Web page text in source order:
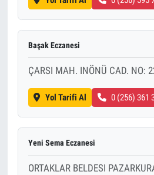
Başak Eczanesi
ÇARSI MAH. INÖNÜ CAD. NO:
Yol Tarifi Al 0 (256) 361
Yeni Sema Eczanesi
ORTAKLAR BELDESI